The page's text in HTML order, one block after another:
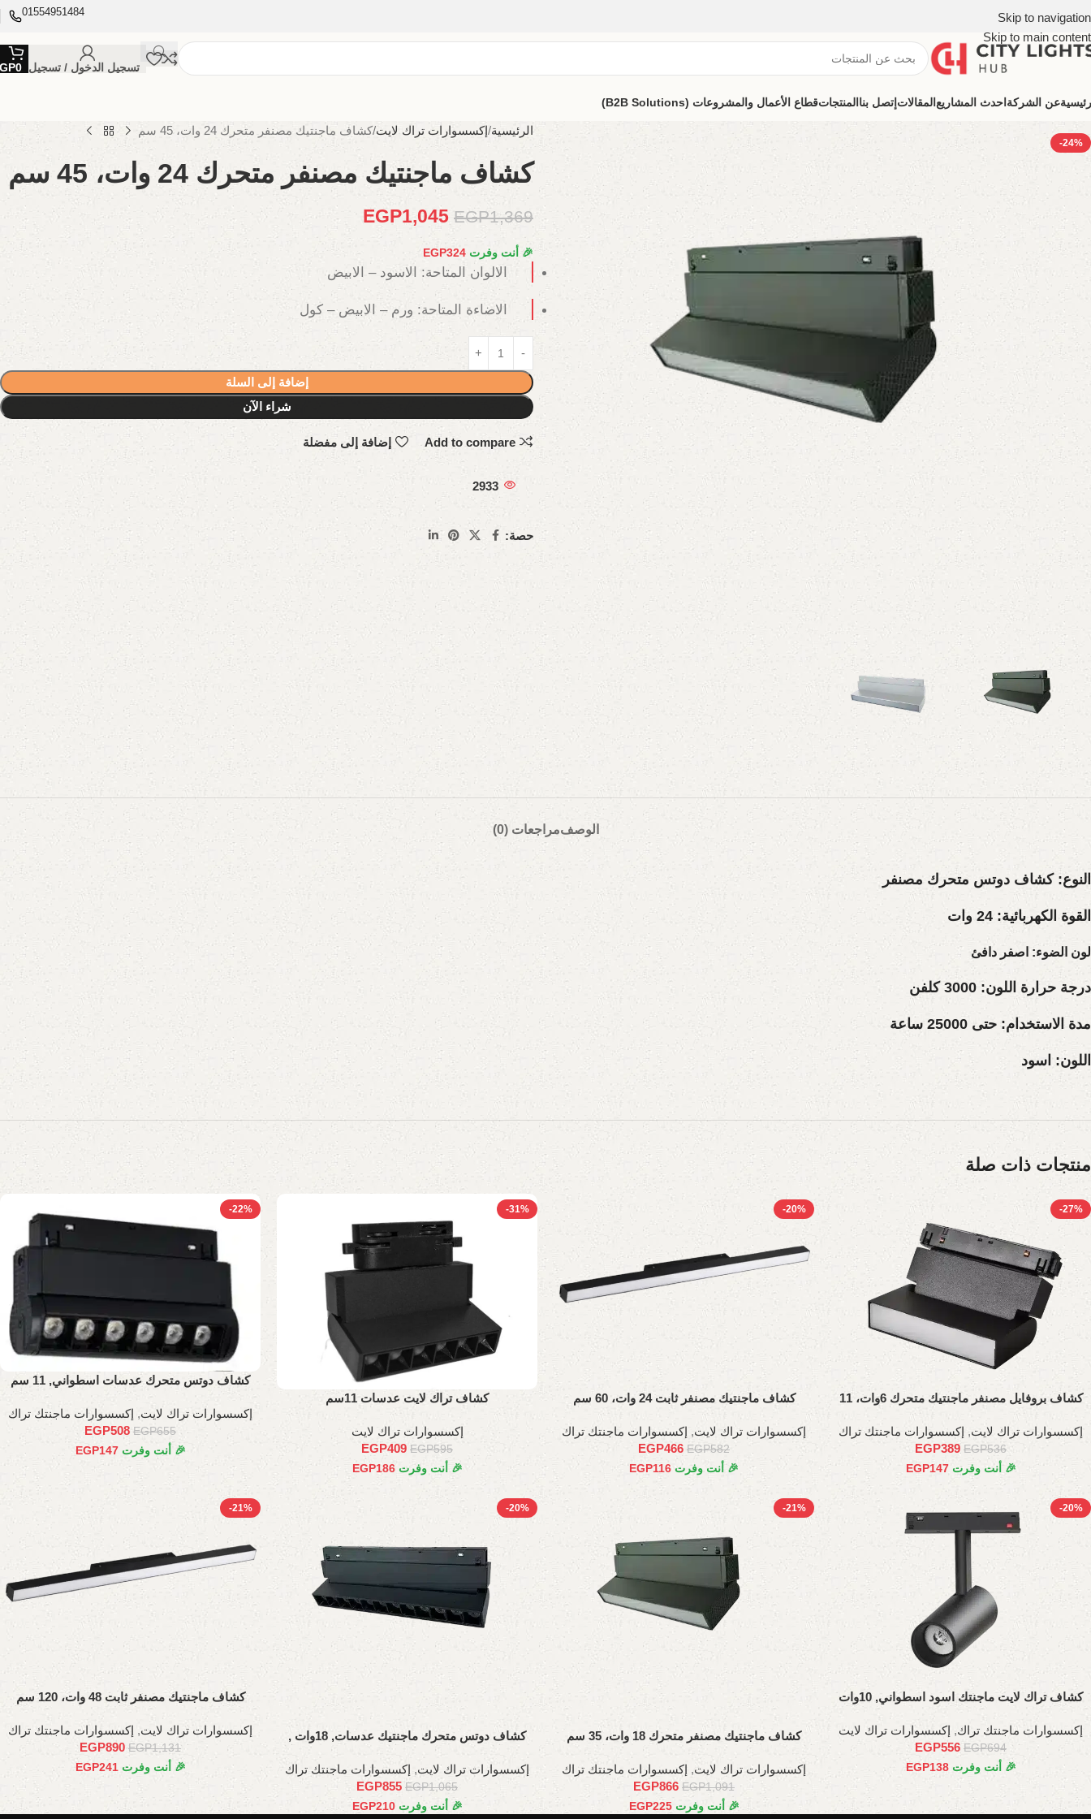
Skip to navigation
Skip to main content
01554951484
تسجيل الدخول / تسجيل 0
عن الشركة احدث المشاريع المقالات إتصل بنا المنتجاتقطاع الأعمال والمشروعات (B2B Solutions)
-24%
الرئيسية إكسسوارات تراك لايت كشاف ماجنتيك مصنفر متحرك 24 وات، 45 سم
كشاف ماجنتيك مصنفر متحرك 24 وات، 45 سم
EGP1,369
EGP1,045
🎉 أنت وفرت EGP324
الالوان المتاحة: الاسود – الابيض
الاضاءة المتاحة: ورم – الابيض – كول
إضافة إلى السلة
شراء الآن
Add to compare إضافة إلى مفضلة
2933
حصة:
الوصفمراجعات (0)
النوع: كشاف دوتس متحرك مصنفر
القوة الكهربائية:
لون الضوء: اصفر دافئ
درجة حرارة اللون: 3000 كلفن
مدة الاستخدام: حتى 25000 ساعة
اللون: اسود
منتجات ذات صلة
-27%
كشاف بروفايل مصنفر ماجنتيك متحرك 6وات، 11
إكسسوارات تراك لايت, إكسسوارات ماجنتك تراك
EGP536
EGP389
🎉 أنت وفرت EGP147
-20%
كشاف ماجنتيك مصنفر ثابت 24 وات، 60 سم
إكسسوارات تراك لايت, إكسسوارات ماجنتك تراك
EGP582
EGP466
🎉 أنت وفرت EGP116
-31%
كشاف تراك لايت عدسات 11سم
إكسسوارات تراك لايت
EGP595
EGP409
🎉 أنت وفرت EGP186
-22%
كشاف دوتس متحرك عدسات اسطواني, 11 سم
إكسسوارات تراك لايت, إكسسوارات ماجنتك تراك
EGP655
EGP508
🎉 أنت وفرت EGP147
-20%
كشاف تراك لايت ماجنتك اسود اسطواني, 10وات
إكسسوارات ماجنتك تراك, إكسسوارات تراك لايت
EGP694
EGP556
🎉 أنت وفرت EGP138
-21%
كشاف ماجنتيك مصنفر متحرك 18 وات، 35 سم
إكسسوارات تراك لايت, إكسسوارات ماجنتك تراك
EGP1,091
EGP866
🎉 أنت وفرت EGP225
-20%
كشاف دوتس متحرك ماجنتيك عدسات, 18وات ,
إكسسوارات تراك لايت, إكسسوارات ماجنتك تراك
EGP1,065
EGP855
🎉 أنت وفرت EGP210
-21%
كشاف ماجنتيك مصنفر ثابت 48 وات، 120 سم
إكسسوارات تراك لايت, إكسسوارات ماجنتك تراك
EGP1,131
EGP890
🎉 أنت وفرت EGP241